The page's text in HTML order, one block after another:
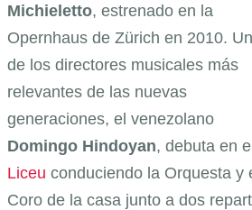
Michieletto, estrenado en la
Opernhaus de Zürich en 2010.
de los directores musicales más
relevantes de las nuevas
generaciones, el venezolano
Domingo Hindoyan, debuta en
Liceu conduciendo la Orquesta y
Coro de la casa junto a dos